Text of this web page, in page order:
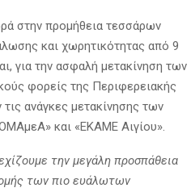
στην προμήθεια τεσσάρων
και χωρητικότητας από 9
για την ασφαλή μετακίνηση των
φορείς της Περιφερειακής
ανάγκες μετακίνησης των
και «ΕΚΑΜΕ Αιγίου».
την μεγάλη προσπάθεια
των πιο ευάλωτων